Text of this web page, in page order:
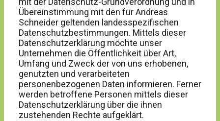
Übereinstimmung mit den für Andreas
Schneider geltenden landesspezifischen
Datenschutzbestimmungen. Mittels dieser
Datenschutzerklärung möchte unser
Unternehmen die Öffentlichkeit über Art,
Umfang und Zweck der von uns erhobenen,
genutzten und verarbeiteten
personenbezogenen Daten informieren. Ferner
werden betroffene Personen mittels dieser
Datenschutzerklärung über die ihnen
zustehenden Rechte aufgeklärt.